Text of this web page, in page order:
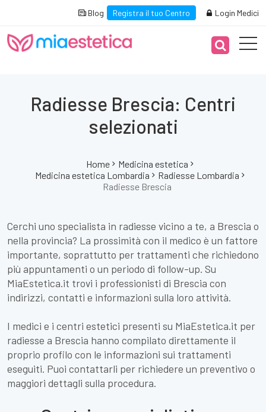
Blog Registra il tuo Centro Login Medici
Radiesse Brescia: Centri
selezionati
Home
Medicina estetica
Medicina estetica Lombardia
Radiesse Lombardia
Radiesse Brescia
Cerchi uno specialista in radiesse vicino a te, a Brescia o
nella provincia? La prossimità con il medico è un fattore
importante, soprattutto per trattamenti che richiedono
più appuntamenti o un periodo di follow-up. Su
MiaEstetica.it trovi i professionisti di Brescia con
indirizzi, contatti e informazioni sulla loro attività.
I medici e i centri estetici presenti su MiaEstetica.it per
radiesse a Brescia hanno compilato direttamente il
proprio profilo con le informazioni sui trattamenti
eseguiti. Puoi contattarli per richiedere un preventivo o
maggiori dettagli sulla procedura.